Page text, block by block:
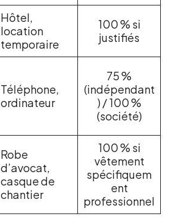
Hôtel,
location
temporaire
100 % si
justifiés
Téléphone,
ordinateur
75 %
(indépendant
) / 100 %
(société)
Robe
d’avocat,
casque de
chantier
100 % si
vêtement
spécifiquem
ent
professionnel